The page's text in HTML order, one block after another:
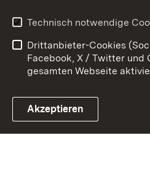
Link zum Landesportal
Barrierefreiheit
Impressum
Technisch notwendige
Drittanbieter-Cookies
Facebook, X / Twitter und
gesamten Webseite
Akzeptieren